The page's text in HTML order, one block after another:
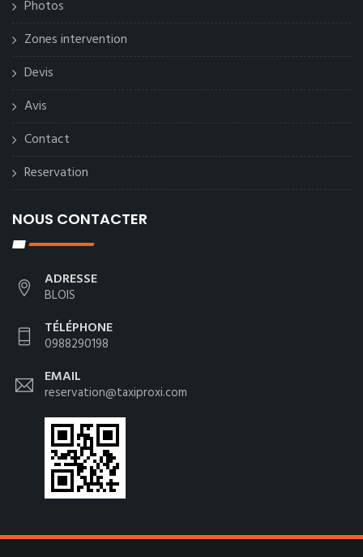
Photos
Zones intervention
Devis
Avis
Contact
Reservation
NOUS CONTACTER
ADRESSE
BLOIS
TÉLÉPHONE
0988290198
EMAIL
reservation@taxiproxi.com